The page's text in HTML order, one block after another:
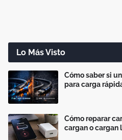
Lo Más Visto
Cómo saber si
para carga
Cómo reparar
cargan o cargan